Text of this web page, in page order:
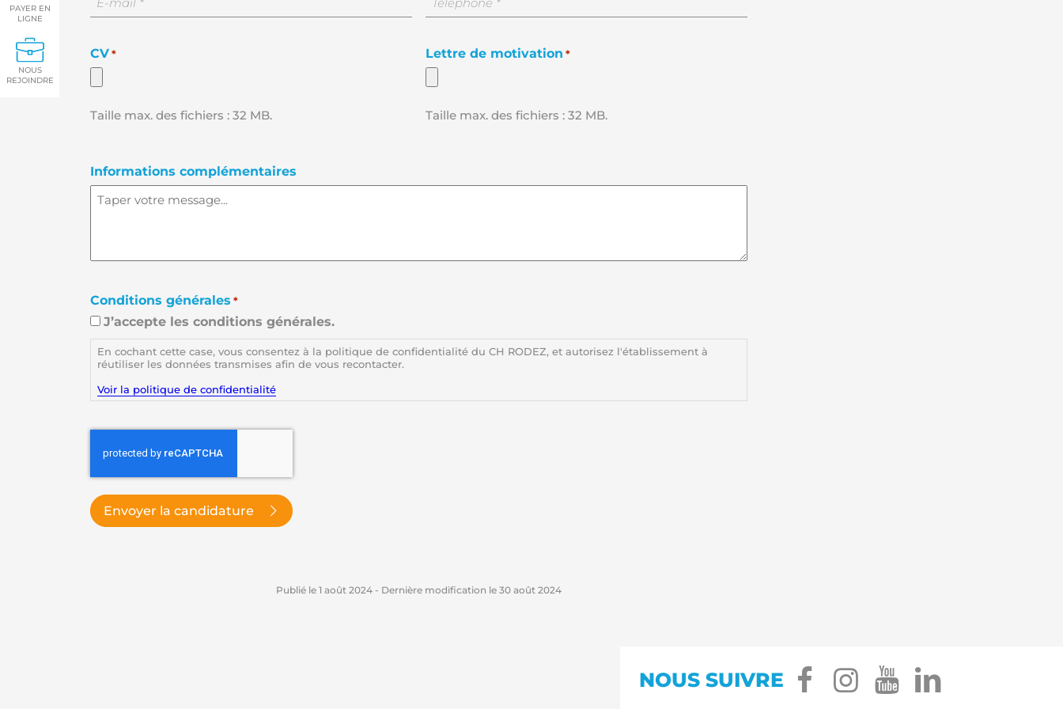
PAYER EN
LIGNE
NOUS
REJOINDRE
adresse
*
téléphone
CV *
Taille max. des fichiers : 32 MB.
Lettre de motivation *
Taille max. des fichiers : 32 MB.
Informations complémentaires
Conditions générales *
J’accepte les conditions générales.
En cochant cette case, vous consentez à la politique de confidentialité du CH RODEZ, et autorisez l'établissement à
réutiliser les données transmises afin de vous recontacter.
Voir la politique de confidentialité
Envoyer la candidature
Publié le 1 août 2024 - Dernière modification le 30 août 2024
NOUS SUIVRE facebook
instagram
youtube